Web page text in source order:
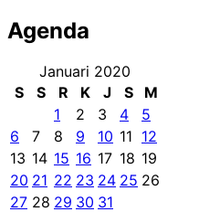
Agenda
Januari 2020
S
S R K J S
M
1
2 3 4
5
6
7 8 9 10 11 12
13 14 15 16 17 18 19
20 21 22 23 24 25 26
27 28 29 30 31